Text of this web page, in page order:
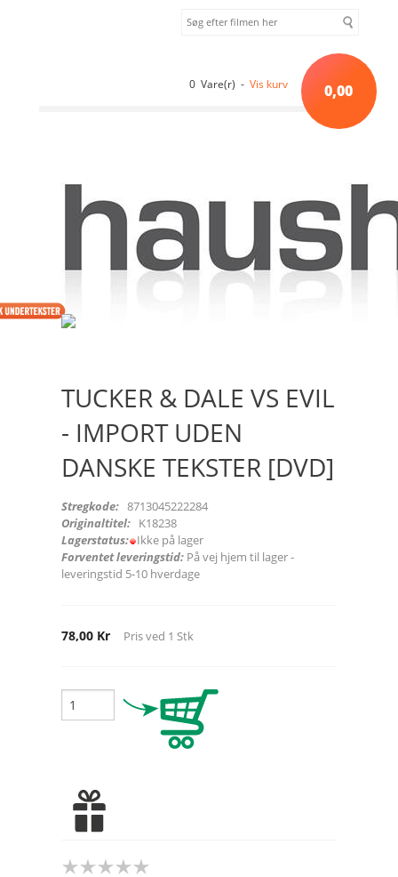
0 Vare(r) - Vis kurv 0,00
Sortiment uden kategori
TUCKER & DALE VS EVIL -
IMPORT UDEN DANSKE TEKSTER [DVD]
TUCKER & DALE VS EVIL
- IMPORT UDEN
DANSKE TEKSTER [DVD]
Stregkode: 8713045222284
Originaltitel: K18238
Lagerstatus: Ikke på lager
Forventet leveringstid: På vej hjem til lager -
leveringstid 5-10 hverdage
78,00 Kr Pris ved 1 Stk